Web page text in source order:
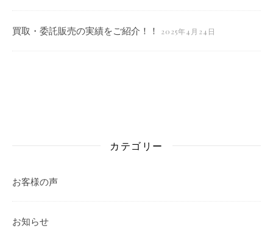
買取・委託販売の実績をご紹介！！ 2025年4月24日
カテゴリー
お客様の声
お知らせ